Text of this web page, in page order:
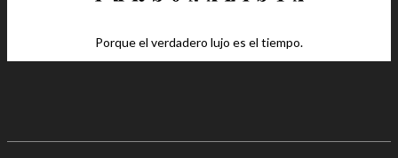
Porque el verdadero lujo es el tiempo.